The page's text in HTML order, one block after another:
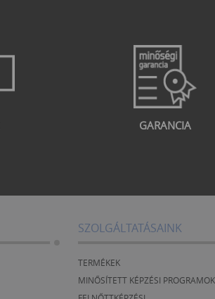
GARANCIA
SZOLGÁLTATÁSAINK
TERMÉKEK
MINŐSÍTETT KÉPZÉSI PROGRAMOK